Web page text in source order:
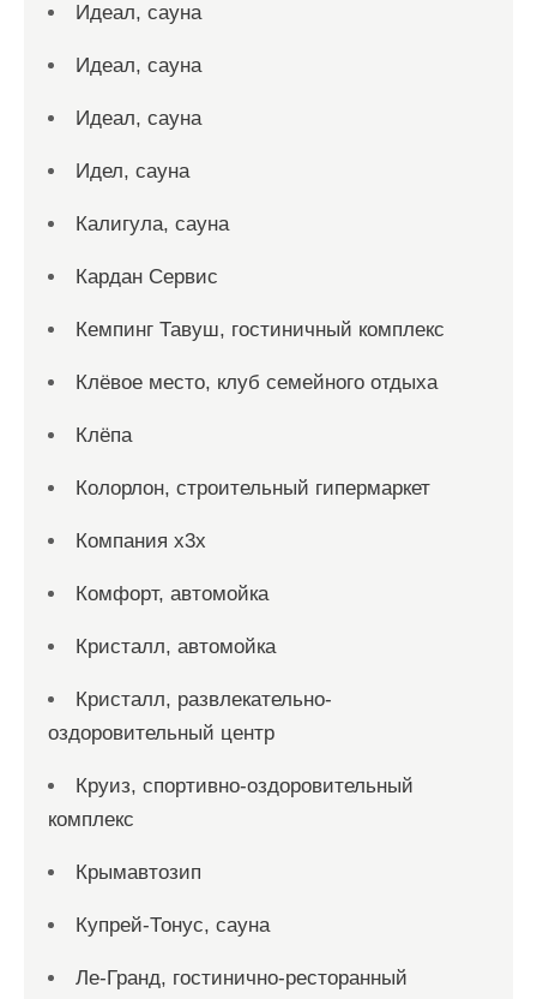
Идеал, сауна
Идеал, сауна
Идеал, сауна
Идел, сауна
Калигула, сауна
Кардан Сервис
Кемпинг Тавуш, гостиничный комплекс
Клёвое место, клуб семейного отдыха
Клёпа
Колорлон, строительный гипермаркет
Компания x3x
Комфорт, автомойка
Кристалл, автомойка
Кристалл, развлекательно-
оздоровительный центр
Круиз, спортивно-оздоровительный
комплекс
Крымавтозип
Купрей-Тонус, сауна
Ле-Гранд, гостинично-ресторанный